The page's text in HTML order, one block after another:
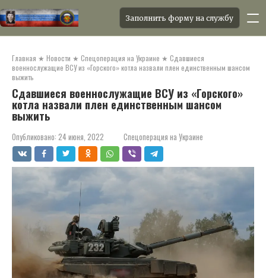
контенту
Заполнить форму на службу
Главная ★ Новости ★ Спецоперация на Украине ★ Сдавшиеся
военнослужащие ВСУ из «Горского» котла назвали плен единственным шансом
выжить
Сдавшиеся военнослужащие ВСУ из «Горского»
котла назвали плен единственным шансом
выжить
Опубликовано: 24 июня, 2022 Спецоперация на Украине